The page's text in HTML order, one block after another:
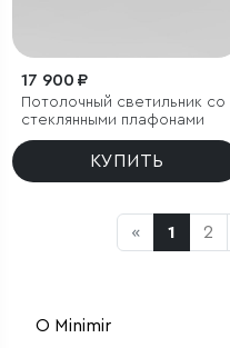
17 900 ₽
Потолочный светильник со
стеклянными плафонами
КУПИТЬ
« 1 2
О Minimir